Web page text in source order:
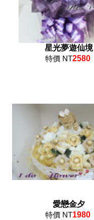
星光夢遊仙境
特價 NT2580
愛戀金夕
特價 NT1980